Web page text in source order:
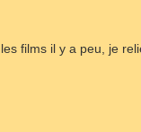
films il y a peu, je